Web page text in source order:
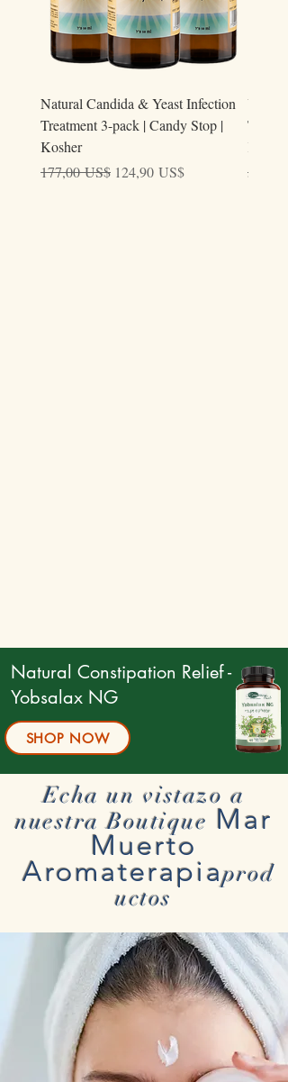
Natural Candida & Yeast Infection
Treatment 3-pack | Candy Stop |
Kosher
Precio
177,00 US$ Precio de oferta
124,90 US$
Urine
Tract
Kosher
Precio
59,00
Natural Constipation Relief -
Yobsalax NG
SHOP NOW
Echa un vistazo a
nuestra Boutique Mar
Muerto
Aromaterapiaprod
uctos